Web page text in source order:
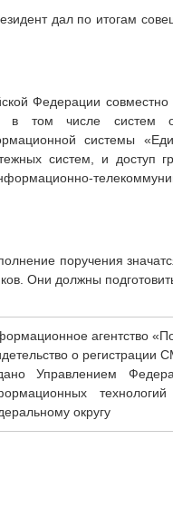
дал по итогам
Федерации
в том числе систем
системы
систем, и доступ
поручения
Они должны
агентство
о
Управлением
округу